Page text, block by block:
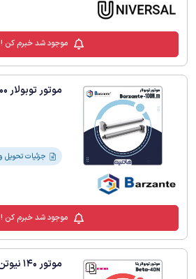
موجود شد خبرم کن !
موتور توبولار 100 نیوتن بارزانته
جزئیات تحویل و گارانتی
موجود شد خبرم کن !
موتور 140 نیوتن بتا